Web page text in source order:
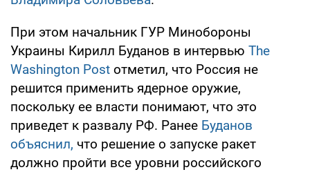
При этом начальник ГУР Минобороны
Украины Кирилл Буданов в интервью The
Washington Post отметил, что Россия не
решится применить ядерное оружие,
поскольку ее власти понимают, что это
приведет к развалу РФ. Ранее Буданов
объяснил, что решение о запуске ракет
должно пройти все уровни российского